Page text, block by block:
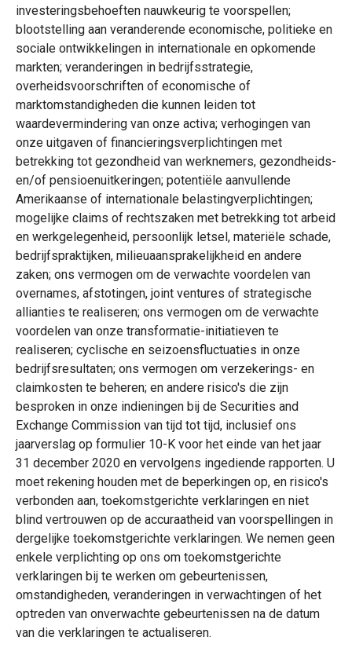
investeringsbehoeften nauwkeurig te voorspellen;
blootstelling aan veranderende economische, politieke en
sociale ontwikkelingen in internationale en opkomende
markten; veranderingen in bedrijfsstrategie,
overheidsvoorschriften of economische of
marktomstandigheden die kunnen leiden tot
waardevermindering van onze activa; verhogingen van
onze uitgaven of financieringsverplichtingen met
betrekking tot gezondheid van werknemers, gezondheids-
en/of pensioenuitkeringen; potentiële aanvullende
Amerikaanse of internationale belastingverplichtingen;
mogelijke claims of rechtszaken met betrekking tot arbeid
en werkgelegenheid, persoonlijk letsel, materiële schade,
bedrijfspraktijken, milieuaansprakelijkheid en andere
zaken; ons vermogen om de verwachte voordelen van
overnames, afstotingen, joint ventures of strategische
allianties te realiseren; ons vermogen om de verwachte
voordelen van onze transformatie-initiatieven te
realiseren; cyclische en seizoensfluctuaties in onze
bedrijfsresultaten; ons vermogen om verzekerings- en
claimkosten te beheren; en andere risico's die zijn
besproken in onze indieningen bij de Securities and
Exchange Commission van tijd tot tijd, inclusief ons
jaarverslag op formulier 10-K voor het einde van het jaar
31 december 2020 en vervolgens ingediende rapporten. U
moet rekening houden met de beperkingen op, en risico's
verbonden aan, toekomstgerichte verklaringen en niet
blind vertrouwen op de accuraatheid van voorspellingen in
dergelijke toekomstgerichte verklaringen. We nemen geen
enkele verplichting op ons om toekomstgerichte
verklaringen bij te werken om gebeurtenissen,
omstandigheden, veranderingen in verwachtingen of het
optreden van onverwachte gebeurtenissen na de datum
van die verklaringen te actualiseren.